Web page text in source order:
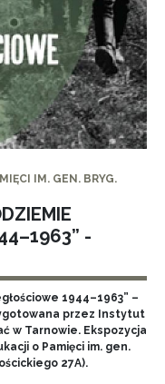
IM. GEN. BRYG.
-
1944–1963” –
przez Instytut
w Tarnowie. Ekspozycja
o Pamięci im. gen.
27A).